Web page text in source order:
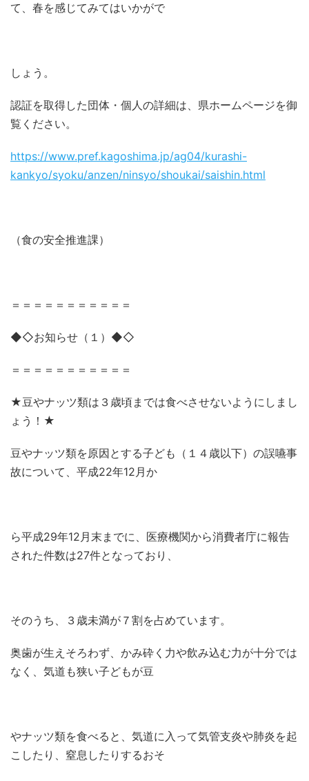
て、春を感じてみてはいかがで
しょう。
認証を取得した団体・個人の詳細は、県ホームページを御
覧ください。
https://www.pref.kagoshima.jp/ag04/kurashi-
kankyo/syoku/anzen/ninsyo/shoukai/saishin.html
（食の安全推進課）
＝＝＝＝＝＝＝＝＝＝＝
◆◇お知らせ（１）◆◇
＝＝＝＝＝＝＝＝＝＝＝
★豆やナッツ類は３歳頃までは食べさせないようにしまし
ょう！★
豆やナッツ類を原因とする子ども（１４歳以下）の誤嚥事
故について、平成22年12月か
ら平成29年12月末までに、医療機関から消費者庁に報告
された件数は27件となっており、
そのうち、３歳未満が７割を占めています。
奥歯が生えそろわず、かみ砕く力や飲み込む力が十分では
なく、気道も狭い子どもが豆
やナッツ類を食べると、気道に入って気管支炎や肺炎を起
こしたり、窒息したりするおそ